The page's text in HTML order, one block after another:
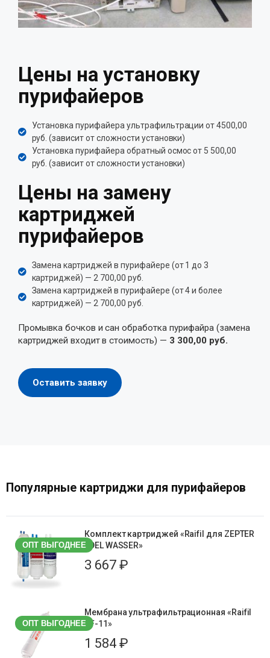
Цены на установку
пурифайеров
Установка пурифайера ультрафильтрации от 4500,00
руб. (зависит от сложности установки)
Установка пурифайера обратный осмос от 5 500,00
руб. (зависит от сложности установки)
Цены на замену
картриджей
пурифайеров
Замена картриджей в пурифайере (от 1 до 3
картриджей) — 2 700,00 руб.
Замена картриджей в пурифайере (от 4 и более
картриджей) — 2 700,00 руб.
Промывка бочков и сан обработка пурифайра (замена
картриджей входит в стоимость) — 3 300,00 руб.
Оставить заявку
Популярные картриджи для пурифайеров
ОПТ ВЫГОДНЕЕ
Комплект картриджей «Raifil для ZEPTER
EDEL WASSER»
3 667 ₽
ОПТ ВЫГОДНЕЕ
Мембрана ультрафильтрационная «Raifil
UF-11»
1 584 ₽